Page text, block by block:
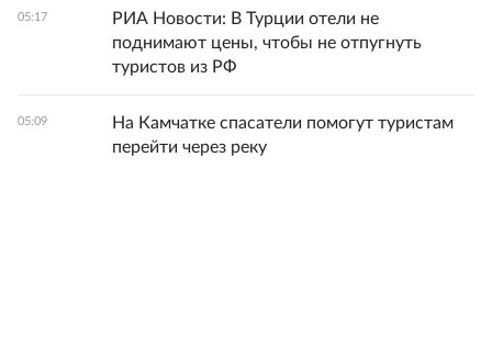
05:17
РИА Новости: В Турции отели не
поднимают цены, чтобы не отпугнуть
туристов из РФ
05:09
На Камчатке спасатели помогут туристам
перейти через реку